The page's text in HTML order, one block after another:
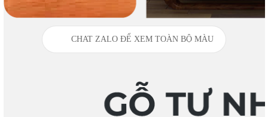
CHAT ZALO ĐỂ XEM TOÀN BỘ MÀU